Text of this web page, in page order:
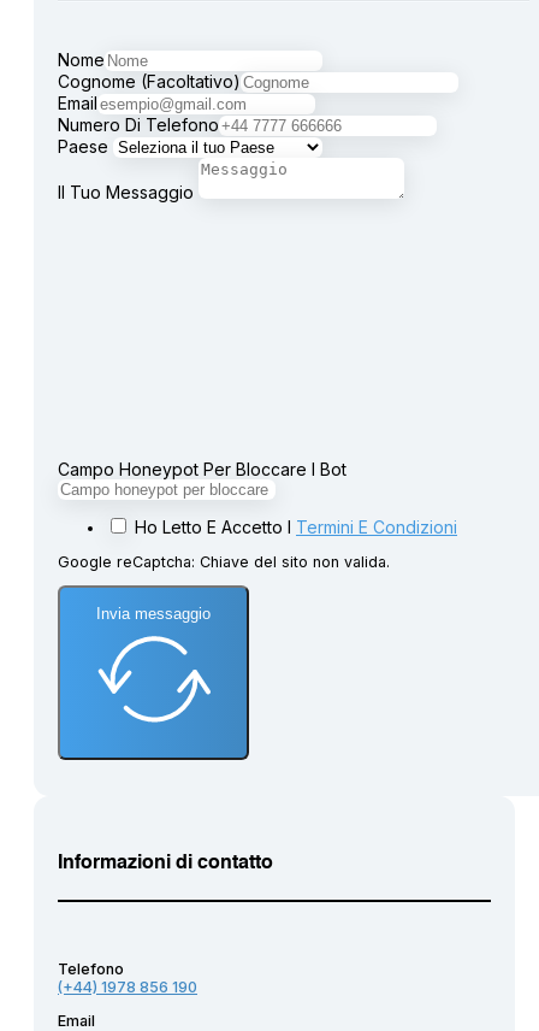
Nome
Cognome (facoltativo)
Email
Numero Di Telefono
Paese
Il Tuo Messaggio
Campo Honeypot Per Bloccare I Bot
Ho Letto E Accetto I Termini E Condizioni
Google reCaptcha: Chiave del sito non valida.
Invia messaggio
Informazioni di contatto
Telefono
(+44) 1978 856 190
Email